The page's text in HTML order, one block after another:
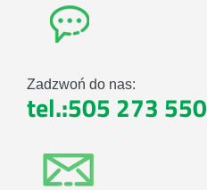
Zadzwoń do nas:
tel.:505 273 550